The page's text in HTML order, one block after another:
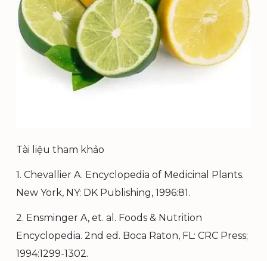
Tài liệu tham khảo
1. Chevallier A. Encyclopedia of Medicinal Plants.
New York, NY: DK Publishing, 1996:81.
2. Ensminger A, et. al. Foods & Nutrition
Encyclopedia. 2nd ed. Boca Raton, FL: CRC Press;
1994:1299-1302.